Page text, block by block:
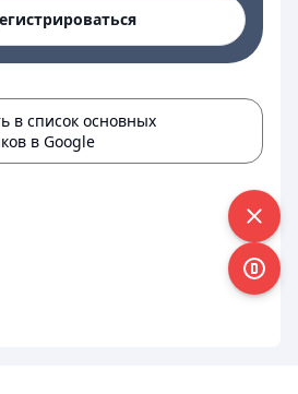
в список основных
в Google